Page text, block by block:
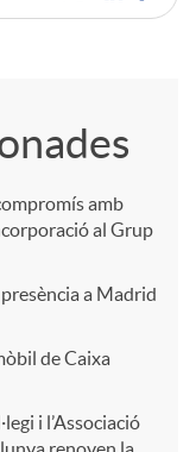
amb
al Grup
a Madrid
de Caixa
i l’Associació